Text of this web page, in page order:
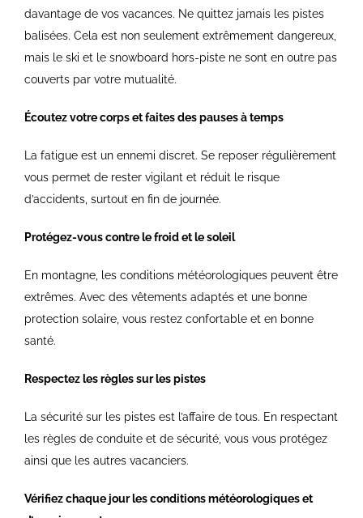
davantage de vos vacances. Ne quittez jamais les pistes
balisées. Cela est non seulement extrêmement dangereux,
mais le ski et le snowboard hors-piste ne sont en outre pas
couverts par votre mutualité.
Écoutez votre corps et faites des pauses à temps
La fatigue est un ennemi discret. Se reposer régulièrement
vous permet de rester vigilant et réduit le risque
d’accidents, surtout en fin de journée.
Protégez-vous contre le froid et le soleil
En montagne, les conditions météorologiques peuvent être
extrêmes. Avec des vêtements adaptés et une bonne
protection solaire, vous restez confortable et en bonne
santé.
Respectez les règles sur les pistes
La sécurité sur les pistes est l’affaire de tous. En respectant
les règles de conduite et de sécurité, vous vous protégez
ainsi que les autres vacanciers.
Vérifiez chaque jour les conditions météorologiques et